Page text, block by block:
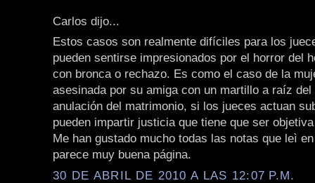
Carlos dijo...
Estos casos son realmente difíciles para los
pueden sentirse impresionados por el horror del
con bronca o rechazo. Es como el caso de la
asesinada por su amiga con un martillo a raíz
anulación del matrimonio, si los jueces actuan
pueden impartir justicia que tiene que ser
Me han gustado mucho todas las notas que leì
parece muy buena página.
30 DE ABRIL DE 2010 A LAS 12:07 P.M.